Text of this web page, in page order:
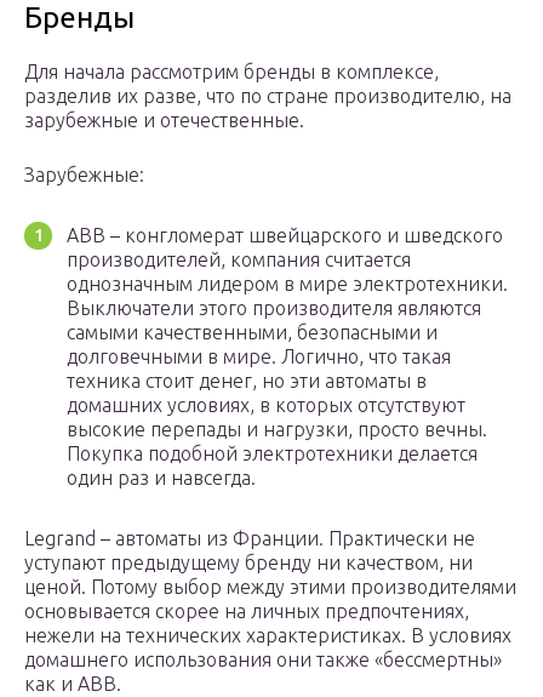
Бренды
Для начала рассмотрим бренды в комплексе,
разделив их разве, что по стране производителю, на
зарубежные и отечественные.
Зарубежные:
ABB – конгломерат швейцарского и шведского
производителей, компания считается
однозначным лидером в мире электротехники.
Выключатели этого производителя являются
самыми качественными, безопасными и
долговечными в мире. Логично, что такая
техника стоит денег, но эти автоматы в
домашних условиях, в которых отсутствуют
высокие перепады и нагрузки, просто вечны.
Покупка подобной электротехники делается
один раз и навсегда.
Legrand – автоматы из Франции. Практически не
уступают предыдущему бренду ни качеством, ни
ценой. Потому выбор между этими производителями
основывается скорее на личных предпочтениях,
нежели на технических характеристиках. В условиях
домашнего использования они также «бессмертны»
как и АВВ.